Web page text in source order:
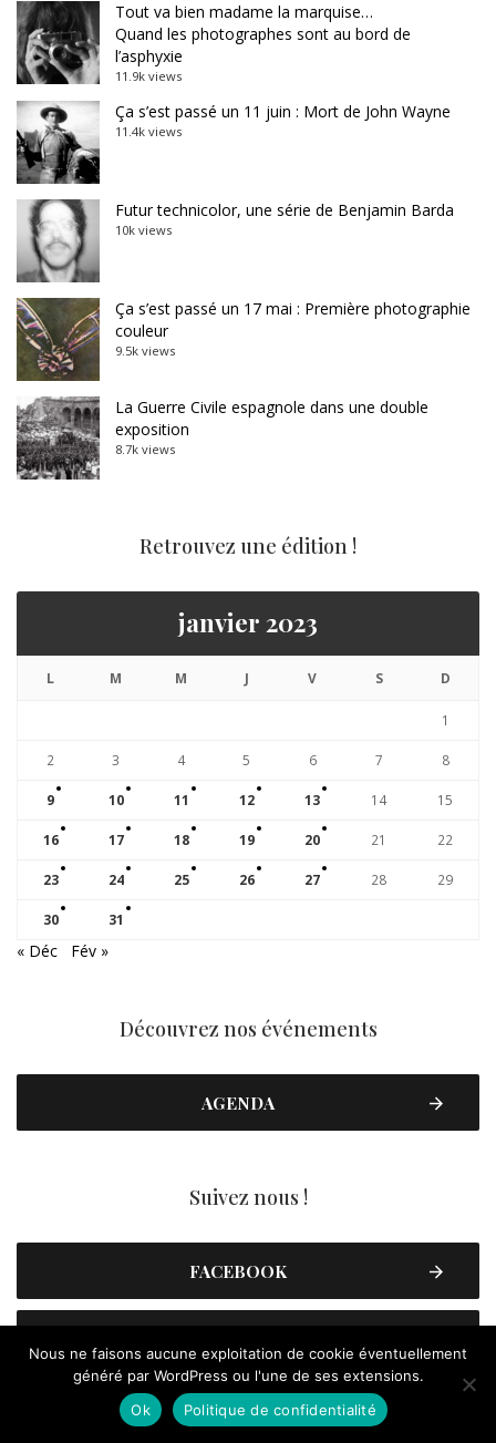
Tout va bien madame la marquise…
Quand les photographes sont au bord de
l’asphyxie
11.9k views
Ça s’est passé un 11 juin : Mort de John Wayne
11.4k views
Futur technicolor, une série de Benjamin Barda
10k views
Ça s’est passé un 17 mai : Première photographie
couleur
9.5k views
La Guerre Civile espagnole dans une double
exposition
8.7k views
Retrouvez une édition !
janvier 2023
L M M J V S D
1
2 3 4 5 6 7 8
9 10 11 12 13 14 15
16 17 18 19 20 21 22
23 24 25 26 27 28 29
30 31
« Déc Fév »
Découvrez nos événements
AGENDA
Suivez nous !
FACEBOOK
INSTAGRAM
Nous ne faisons aucune exploitation de cookie éventuellement
généré par WordPress ou l'une de ses extensions.
Ok
Politique de confidentialité